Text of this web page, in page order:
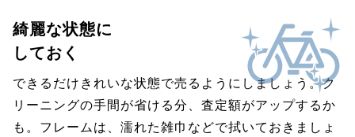
綺麗な状態に
しておく
できるだけきれいな状態で売るようにしましょう。ク
リーニングの手間が省ける分、査定額がアップするか
も。フレームは、濡れた雑巾などで拭いておきましょ